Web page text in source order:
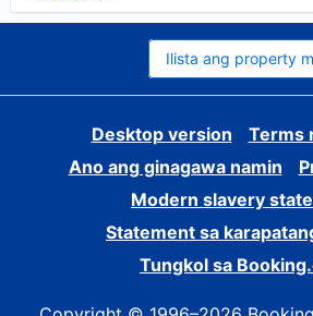
Ilista ang property
Desktop version
Terms
Ano ang ginagawa namin
Modern slavery
Statement sa
Tungkol sa